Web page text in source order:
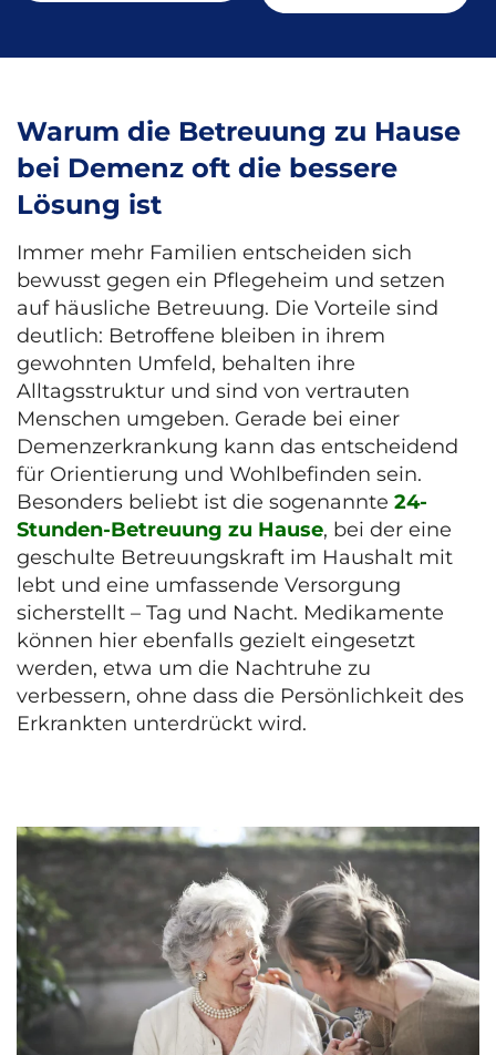
Warum die Betreuung zu Hause
bei Demenz oft die bessere
Lösung ist
Immer mehr Familien entscheiden sich
bewusst gegen ein Pflegeheim und setzen
auf häusliche Betreuung. Die Vorteile sind
deutlich: Betroffene bleiben in ihrem
gewohnten Umfeld, behalten ihre
Alltagsstruktur und sind von vertrauten
Menschen umgeben. Gerade bei einer
Demenzerkrankung kann das entscheidend
für Orientierung und Wohlbefinden sein.
Besonders beliebt ist die sogenannte 24-
Stunden-Betreuung zu Hause, bei der eine
geschulte Betreuungskraft im Haushalt mit
lebt und eine umfassende Versorgung
sicherstellt – Tag und Nacht. Medikamente
können hier ebenfalls gezielt eingesetzt
werden, etwa um die Nachtruhe zu
verbessern, ohne dass die Persönlichkeit des
Erkrankten unterdrückt wird.